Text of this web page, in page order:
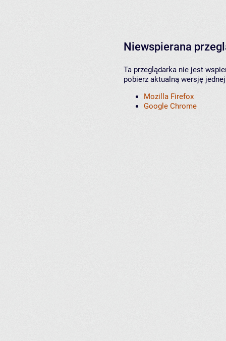
Niewspierana
Ta przeglądarka nie jest
pobierz aktualną wersję
Mozilla Firefox
Google Chrome